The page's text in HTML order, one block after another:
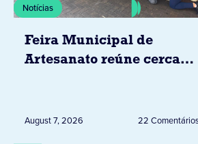
Notícias
Feira Municipal de
Artesanato reúne cerca
August 7, 2026 22